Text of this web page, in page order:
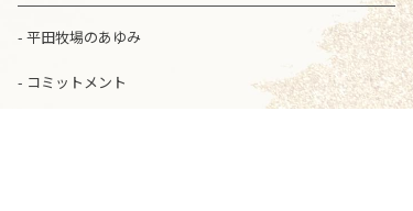
平田牧場のあゆみ
コミットメント